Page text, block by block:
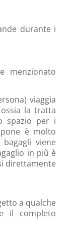
durante i
menzionato
viaggia
la tratta
spazio per i
è molto
viene
in più è
direttamente
a qualche
il completo